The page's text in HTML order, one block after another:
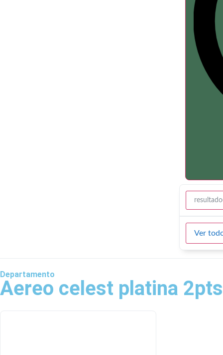
Ver
Departamento
Aereo celest platina